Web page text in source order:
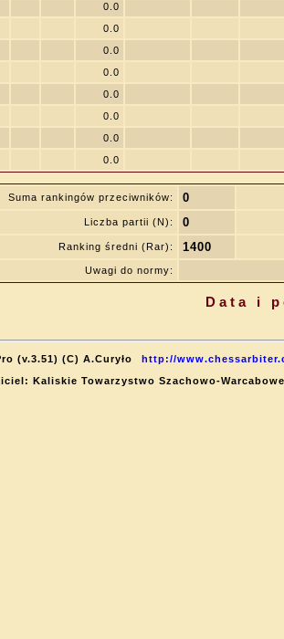
0.0
0.0
0.0
0.0
0.0
0.0
0.0
0.0
Suma rankingów przeciwników: 0
Liczba partii (N): 0
Ranking średni (Rar): 1400
Uwagi do normy:
Data i
(v.3.51) (C) A.Curyło
http://
Kaliskie Towarzystwo Szachowo-Warcabowe